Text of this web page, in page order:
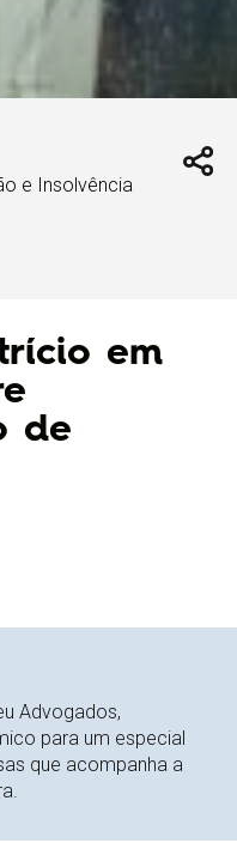
e Insolvência
em
de
Advogados,
para um especial
que acompanha a